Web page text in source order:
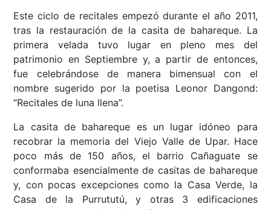
Este ciclo de recitales empezó durante el año 2011,
tras la restauración de la casita de bahareque. La
primera velada tuvo lugar en pleno mes del
patrimonio en Septiembre y, a partir de entonces,
fue celebrándose de manera bimensual con el
nombre sugerido por la poetisa Leonor Dangond:
“Recitales de luna llena”.
La casita de bahareque es un lugar idóneo para
recobrar la memoria del Viejo Valle de Upar. Hace
poco más de 150 años, el barrio Cañaguate se
conformaba esencialmente de casitas de bahareque
y, con pocas excepciones como la Casa Verde, la
Casa de la Purrututú, y otras 3 edificaciones